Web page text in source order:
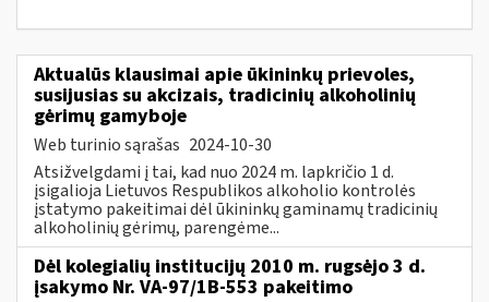
Aktualūs klausimai apie ūkininkų prievoles,
susijusias su akcizais, tradicinių alkoholinių
gėrimų gamyboje
Web turinio sąrašas 2024-10-30
Atsižvelgdami į tai, kad nuo 2024 m. lapkričio 1 d.
įsigalioja Lietuvos Respublikos alkoholio kontrolės
įstatymo pakeitimai dėl ūkininkų gaminamų tradicinių
alkoholinių gėrimų, parengėme...
Dėl kolegialių institucijų 2010 m. rugsėjo 3 d.
įsakymo Nr. VA-97/1B-553 pakeitimo